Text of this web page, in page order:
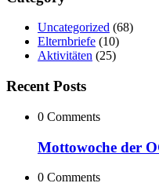
Uncategorized (68)
Elternbriefe (10)
Aktivitäten (25)
Recent Posts
0 Comments
Mottowoche der
0 Comments